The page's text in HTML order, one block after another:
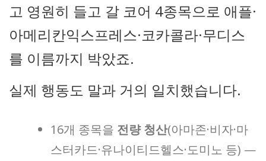
고 영원히 들고 갈 코어 4종목으로 애플·
아메리칸익스프레스·코카콜라·무디스
를 이름까지 박았죠.
실제 행동도 말과 거의 일치했습니다.
16개 종목을 전량 청산(아마존·비자·마
스터카드·유나이티드헬스·도미노 등) —